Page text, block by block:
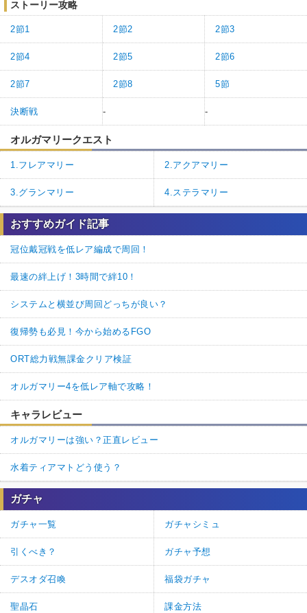
ストーリー攻略
2節1 2節2 2節3
2節4 2節5 2節6
2節7 2節8 5節
決断戦 - -
オルガマリークエスト
1.フレアマリー 2.アクアマリー
3.グランマリー 4.ステラマリー
おすすめガイド記事
冠位戴冠戦を低レア編成で周回！
最速の絆上げ！3時間で絆10！
システムと横並び周回どっちが良い？
復帰勢も必見！今から始めるFGO
ORT総力戦無課金クリア検証
オルガマリー4を低レア軸で攻略！
キャラレビュー
オルガマリーは強い？正直レビュー
水着ティアマトどう使う？
ガチャ
ガチャ一覧 ガチャシミュ
引くべき？ ガチャ予想
デスオダ召喚 福袋ガチャ
聖晶石 課金方法